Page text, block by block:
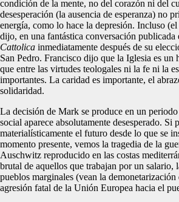
condición de la mente, no del corazón ni del
desesperación (la ausencia de esperanza) no
energía, como lo hace la depresión. Incluso
dijo, en una fantástica conversación publicada
Cattolica inmediatamente después de su
San Pedro. Francisco dijo que la Iglesia es un
que entre las virtudes teologales ni la fe ni la
importantes. La caridad es importante, el
solidaridad.
La decisión de Mark se produce en un
social aparece absolutamente desesperado. Si
materialísticamente el futuro desde lo que se
momento presente, vemos la tragedia de la
Auschwitz reproducido en las costas
brutal de aquellos que trabajan por un salario,
pueblos marginales (vean la
agresión fatal de la Unión Europea hacia el